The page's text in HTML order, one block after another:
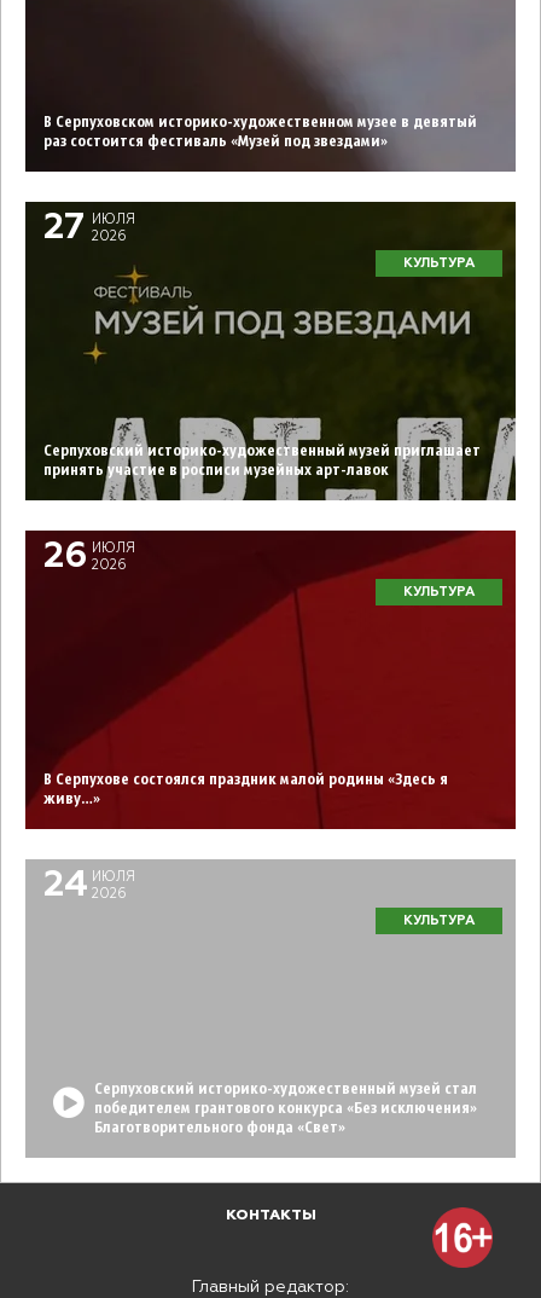
В Серпуховском историко-художественном музее в девятый
раз состоится фестиваль «Музей под звездами»
27
ИЮЛЯ
2026
КУЛЬТУРА
Серпуховский историко-художественный музей приглашает
принять участие в росписи музейных арт-лавок
26
ИЮЛЯ
2026
КУЛЬТУРА
В Серпухове состоялся праздник малой родины «Здесь я
живу…»
24 ИЮЛЯ
2026
КУЛЬТУРА
Серпуховский историко-художественный музей стал
победителем грантового конкурса «Без исключения»
Благотворительного фонда «Свет»
КОНТАКТЫ
Главный редактор: